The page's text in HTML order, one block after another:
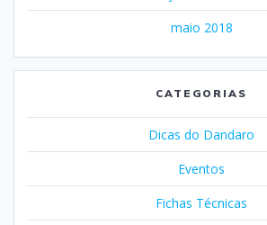
maio 2018
CATEGORIAS
Dicas do Dandaro
Eventos
Fichas Técnicas